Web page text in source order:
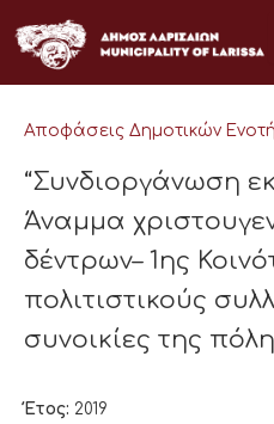
στο
περιεχόμενο
Αποφάσεις Δημοτικών
“Συνδιοργάνωση
Άναμμα
δέντρων– 1ης
πολιτιστικούς
συνοικίες της
Έτος: 2019